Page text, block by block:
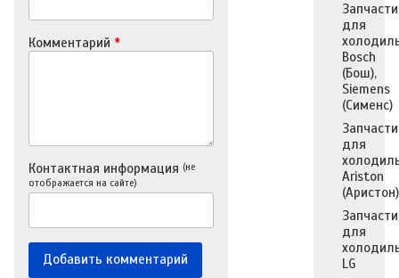
Запчасти
для
Bosch
(Бош),
Siemens
(Сименс)
Запчасти
для
Ariston
(Аристон)
Запчасти
для
LG
Комментарий *
Контактная информация (не
отображается на сайте)